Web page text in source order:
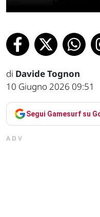
di Davide Tognon
10 Giugno 2026 09:51
Segui Gamesurf su
ADV